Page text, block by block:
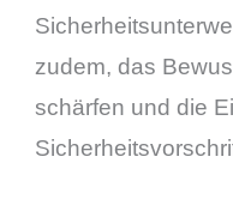
zudem, das
schärfen und die